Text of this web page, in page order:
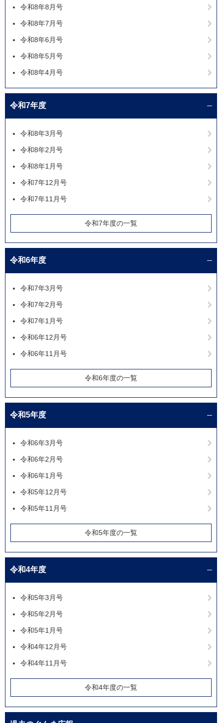
令和8年8月号
令和8年7月号
令和8年6月号
令和8年5月号
令和8年4月号
令和7年度
令和8年3月号
令和8年2月号
令和8年1月号
令和7年12月号
令和7年11月号
令和7年度の一覧
令和6年度
令和7年3月号
令和7年2月号
令和7年1月号
令和6年12月号
令和6年11月号
令和6年度の一覧
令和5年度
令和6年3月号
令和6年2月号
令和6年1月号
令和5年12月号
令和5年11月号
令和5年度の一覧
令和4年度
令和5年3月号
令和5年2月号
令和5年1月号
令和4年12月号
令和4年11月号
令和4年度の一覧